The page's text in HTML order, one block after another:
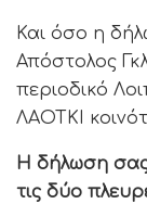
Και όσο η
Απόστολος
περιοδικό
ΛΑΟΤΚΙ
Η δήλωση σας
τις δύο